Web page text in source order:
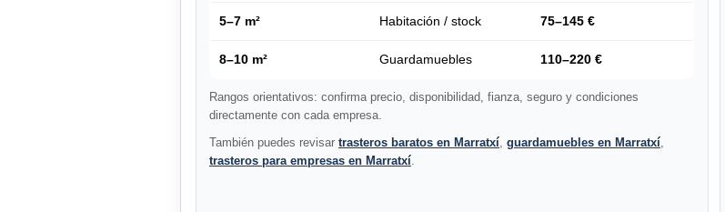
5–7 m² Habitación / stock 75–145 €
8–10 m² Guardamuebles 110–220 €
Rangos orientativos: confirma precio, disponibilidad, fianza, seguro y condiciones
directamente con cada empresa.
También puedes revisar trasteros baratos en Marratxí, guardamuebles en Marratxí,
trasteros para empresas en Marratxí.